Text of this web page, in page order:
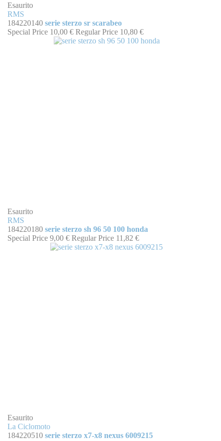
Esaurito
RMS
184220140 serie sterzo sr scarabeo
Special Price 10,00 € Regular Price 10,80 €
Esaurito
RMS
184220180 serie sterzo sh 96 50 100 honda
Special Price 9,00 € Regular Price 11,82 €
Esaurito
La Ciclomoto
184220510 serie sterzo x7-x8 nexus 6009215